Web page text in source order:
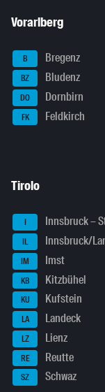
Vorarlberg
B Bregenz
BZ Bludenz
DO Dornbirn
FK Feldkirch
Tirolo
I Innsbruck –
IL Innsbruck/
IM Imst
KB Kitzbühel
KU Kufstein
LA Landeck
LZ Lienz
RE Reutte
SZ Schwaz